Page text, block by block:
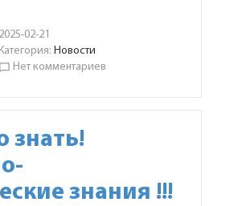
2025-02-21
Категория: Новости
chat_bubble_outline Нет комментариев
знать!
знания !!!